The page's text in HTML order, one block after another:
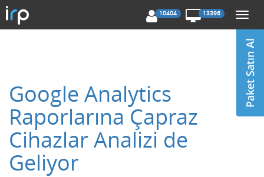
10404 13396
Google Analytics
Raporlarına Çapraz
Cihazlar Analizi de
Geliyor